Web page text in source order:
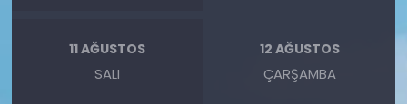
11 AĞUSTOS
SALI
12 AĞUSTOS
ÇARŞAMBA